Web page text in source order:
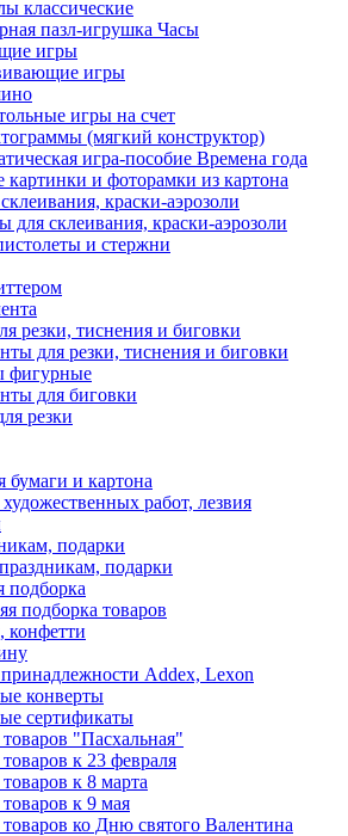
классические
пазл-игрушка Часы
игры
игры
игры на счет
(мягкий конструктор)
игра-пособие Времена года
и фоторамки из картона
краски-аэрозоли
для склеивания, краски-аэрозоли
и стержни
резки, тиснения и биговки
для резки, тиснения и биговки
фигурные
для биговки
резки
бумаги и картона
работ, лезвия
подарки
подарки
подборка
подборка товаров
конфетти
Addex, Lexon
конверты
сертификаты
"Пасхальная"
к 23 февраля
к 8 марта
к 9 мая
ко Дню святого Валентина